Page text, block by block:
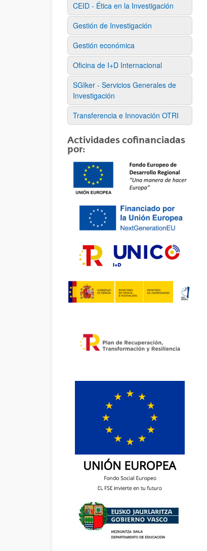
CEID - Ética en la Investigación
Gestión de Investigación
Gestión económica
Oficina de I+D Internacional
SGIker - Servicios Generales de
Investigación
Transferencia e Innovación OTRI
Actividades cofinanciadas
por: